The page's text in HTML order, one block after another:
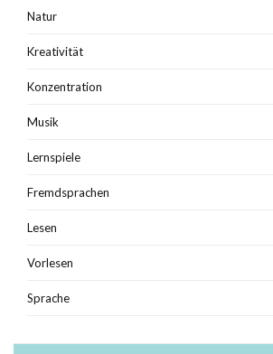
Natur
Kreativität
Konzentration
Musik
Lernspiele
Fremdsprachen
Lesen
Vorlesen
Sprache